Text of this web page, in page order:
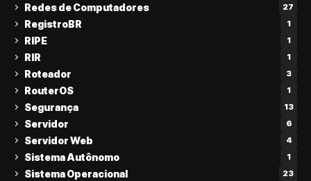
Redes de Computadores 27
RegistroBR 1
RIPE 1
RIR 1
Roteador 3
RouterOS 1
Segurança 13
Servidor 6
Servidor Web 4
Sistema Autônomo 1
Sistema Operacional 23